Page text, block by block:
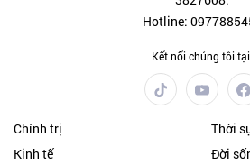
Hotline:
Kết nối chúng tôi
Chính trị
Thời
Kinh tế
Đời